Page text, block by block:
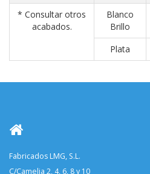
* Consultar otros
acabados.
Blanco
Brillo
Plata
Fabricados LMG, S.L.
C/Camelia 2, 4, 6, 8 y 10